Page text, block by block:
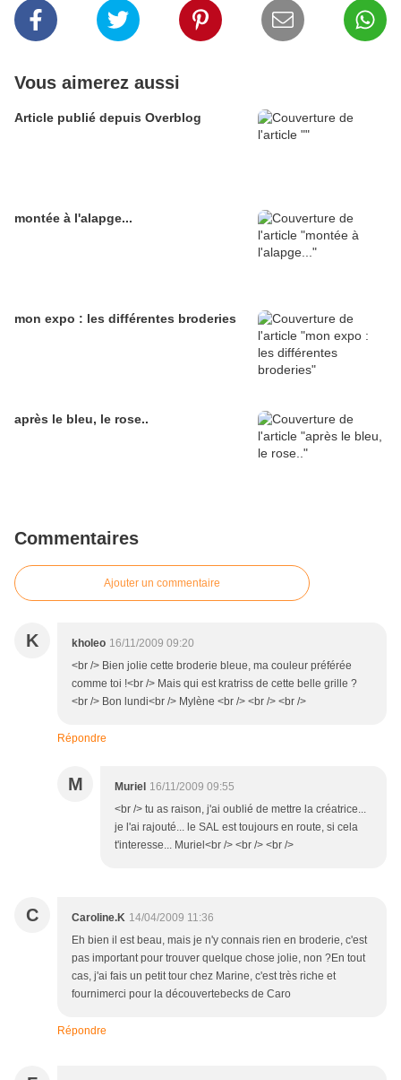
Vous aimerez aussi
Article publié depuis Overblog
montée à l'alapge...
mon expo : les différentes broderies
après le bleu, le rose..
Commentaires
Ajouter un commentaire
K kholeo 16/11/2009 09:20
<br /> Bien jolie cette broderie bleue, ma couleur préférée
comme toi !<br /> Mais qui est kratriss de cette belle grille ?
<br /> Bon lundi<br /> Mylène <br /> <br /> <br />
Répondre
M Muriel 16/11/2009 09:55
<br /> tu as raison, j'ai oublié de mettre la créatrice...
je l'ai rajouté... le SAL est toujours en route, si cela
t'interesse... Muriel<br /> <br /> <br />
C Caroline.K 14/04/2009 11:36
Eh bien il est beau, mais je n'y connais rien en broderie, c'est
pas important pour trouver quelque chose jolie, non ?En tout
cas, j'ai fais un petit tour chez Marine, c'est très riche et
fournimerci pour la découvertebecks de Caro
Répondre